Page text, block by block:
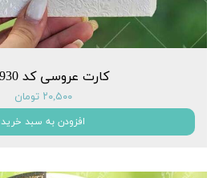
کارت عروسی کد M-0930
۲۰,۵۰۰ تومان
افزودن به سبد خرید